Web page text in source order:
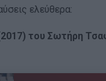
ελεύθερα:
του Σωτήρη